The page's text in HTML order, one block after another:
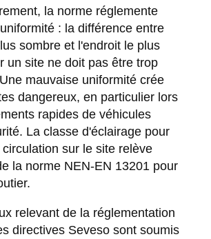
la norme réglemente
: la différence entre
sombre et l'endroit le plus
un site ne doit pas être trop
mauvaise uniformité crée
dangereux, en particulier lors
rapides de véhicules
La classe d'éclairage pour
sur le site relève
la norme NEN-EN 13201 pour
relevant de la réglementation
directives Seveso sont soumis